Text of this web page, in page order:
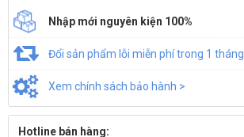
Nhập mới nguyên kiện 100%
Đổi sản phẩm lỗi miễn phí trong 1 tháng
Xem chính sách bảo hành >
Hotline bán hàng: